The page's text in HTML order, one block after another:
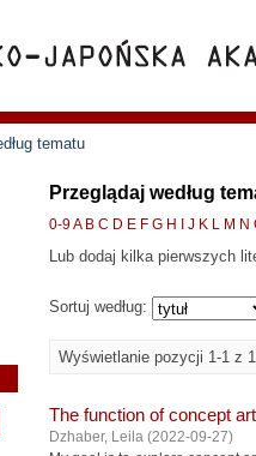
tematu
Przeglądaj według
0-9A B C D E F G H J K L M N
Lub dodaj kilka pierwszych
Sortuj według:
Wyświetlanie pozycji 1-1 z 1
The function of concept
Dzhaber, Leila (2022-09-27)